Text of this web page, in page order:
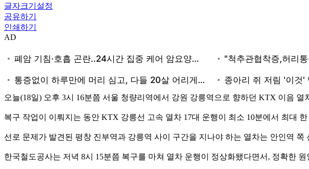
글자크기설정
공유하기
인쇄하기
AD
오늘(18일) 오후 3시 16분쯤 서울 청량리역에서 강원 강릉역으로 향하던 KTX 이음
복구 작업이 이뤄지는 동안 KTX 강릉선 고속 열차 17대 운행이 최소 10분에서 최대
선로 문제가 발견된 평창 진부역과 강릉역 사이 구간을 지나야 하는 열차는 안인역 쪽
한국철도공사는 저녁 8시 15분쯤 복구를 마쳐 열차 운행이 정상화됐다면서, 정확한